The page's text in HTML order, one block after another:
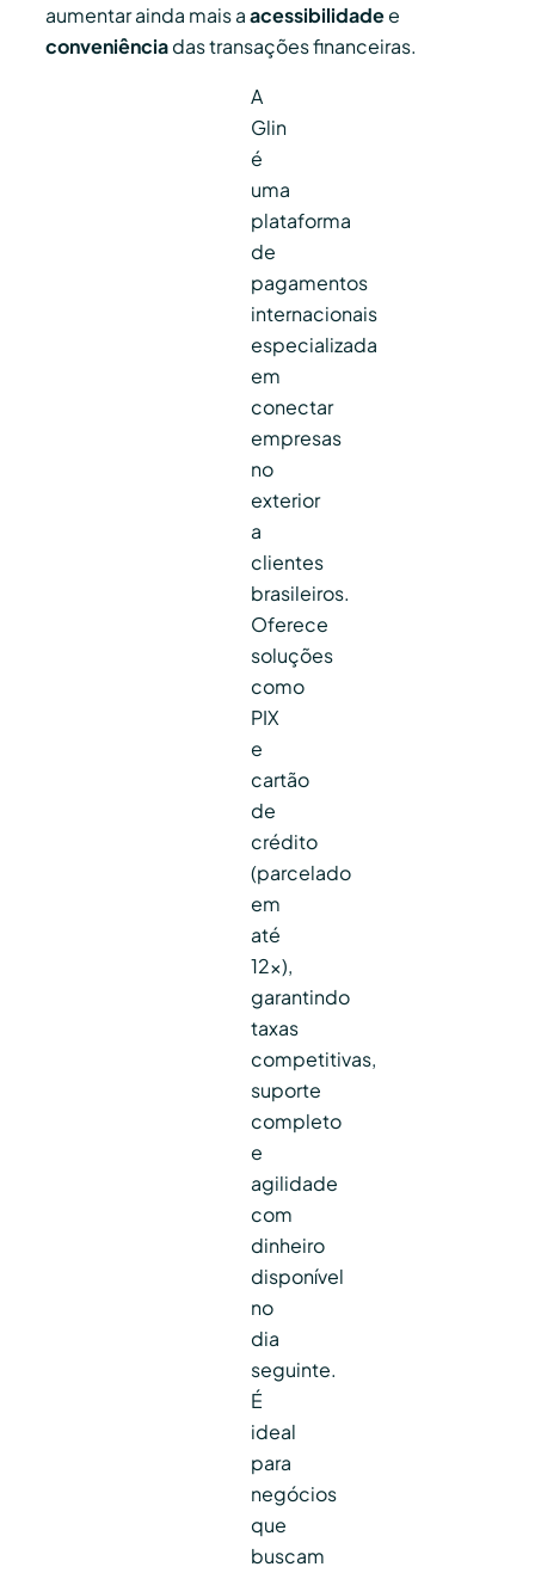
aumentar ainda mais aacessibilidadee
conveniênciadas transações financeiras.
A
Glin
é
uma
plataforma
de
pagamentos
internacionais
especializada
em
conectar
empresas
no
exterior
a
clientes
brasileiros.
Oferece
soluções
como
PIX
e
cartão
de
crédito
(parcelado
em
até
12x),
garantindo
taxas
competitivas,
suporte
completo
e
agilidade
com
dinheiro
disponível
no
dia
seguinte.
É
ideal
para
negócios
que
buscam